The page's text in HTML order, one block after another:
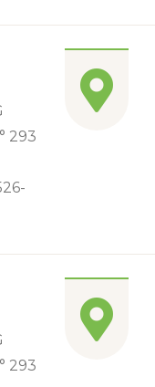
293
293